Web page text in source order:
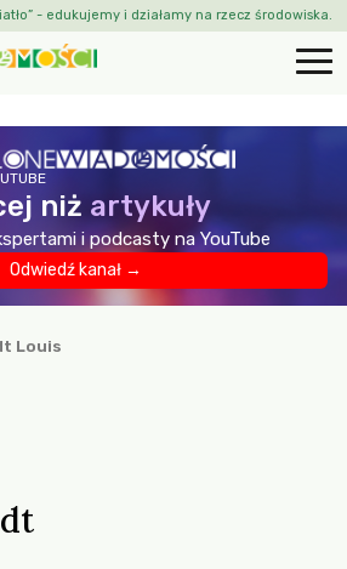
- edukujemy i działamy na rzecz środowiska.
niż artykuły
i podcasty na YouTube
Odwiedź kanał →
Louis